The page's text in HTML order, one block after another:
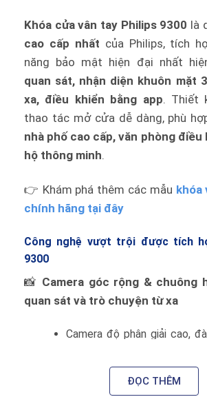
Khóa cửa vân tay Philips 9300 là
cao cấp nhất của Philips, tích
năng bảo mật hiện đại nhất
quan sát, nhận diện khuôn mặt
xa, điều khiển bằng app. Thiết
thao tác mở cửa dễ dàng, phù
nhà phố cao cấp, văn phòng điều
hộ thông minh.
👉 Khám phá thêm các mẫu khóa
chính hãng tại đây
Công nghệ vượt trội được tích
9300
📸 Camera góc rộng & chuông
quan sát và trò chuyện từ xa
Camera độ phân giải cao,
khi vắng nhà.
Nhận diện khuôn mặt 3D –
ĐỌC THÊM